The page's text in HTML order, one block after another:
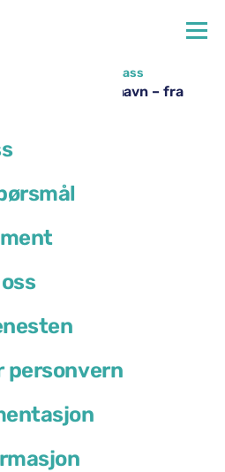
personvern
Lamezia Terme flyplass
Terme lufthavn – fra